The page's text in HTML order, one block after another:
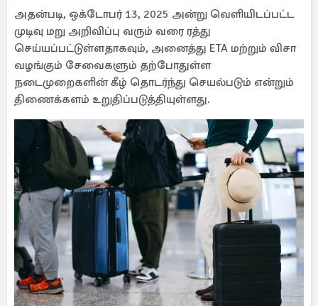
அதன்படி, ஒக்டோபர் 13, 2025 அன்று வெளியிடப்பட்ட
முடிவு மறு அறிவிப்பு வரும் வரை ரத்து
செய்யப்பட்டுள்ளதாகவும், அனைத்து ETA மற்றும் விசா
வழங்கும் சேவைகளும் தற்போதுள்ள
நடைமுறைகளின் கீழ் தொடர்ந்து செயல்படும் என்றும்
திணைக்களம் உறுதிப்படுத்தியுள்ளது.